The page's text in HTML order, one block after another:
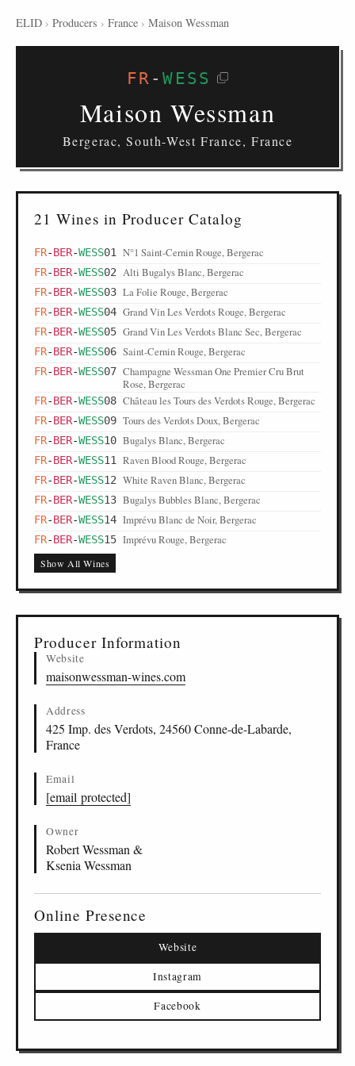
ELID › Producers › France › Maison Wessman
FR -WESS
Maison Wessman
Bergerac, South-West France, France
21 Wines in Producer Catalog
FR-BER-WESS01 N°1 Saint-Cernin Rouge, Bergerac
FR-BER-WESS02 Alti Bugalys Blanc, Bergerac
FR-BER-WESS03 La Folie Rouge, Bergerac
FR-BER-WESS04 Grand Vin Les Verdots Rouge, Bergerac
FR-BER-WESS05 Grand Vin Les Verdots Blanc Sec, Bergerac
FR-BER-WESS06 Saint-Cernin Rouge, Bergerac
FR-BER-WESS07 Champagne Wessman One Premier Cru Brut
Rose, Bergerac
FR-BER-WESS08 Château les Tours des Verdots Rouge, Bergerac
FR-BER-WESS09 Tours des Verdots Doux, Bergerac
FR-BER-WESS10 Bugalys Blanc, Bergerac
FR-BER-WESS11 Raven Blood Rouge, Bergerac
FR-BER-WESS12 White Raven Blanc, Bergerac
FR-BER-WESS13 Bugalys Bubbles Blanc, Bergerac
FR-BER-WESS14 Imprévu Blanc de Noir, Bergerac
FR-BER-WESS15 Imprévu Rouge, Bergerac
FR- BER -WESS
FR-BER-WESS19 Originel Blanc Sec, Bergerac
FR-BER-WESS20 This Life Rosé, Bergerac
FR-BER-WESS
Show All Wines
Producer Information
Website
maisonwessman-wines.com
Address
425 Imp. des Verdots, 24560 Conne-de-Labarde,
France
Email
[email protected]
Owner
Robert Wessman &
Ksenia Wessman
Online Presence
Website
Instagram
Facebook